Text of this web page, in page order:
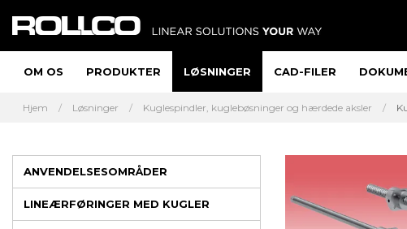
OM OS PRODUKTER LØSNINGER CAD-FILER
Hjem Løsninger Kuglespindler, kuglebøsninger og hærdede aksler
ANVENDELSESOMRÅDER
LINEÆRFØRINGER MED KUGLER